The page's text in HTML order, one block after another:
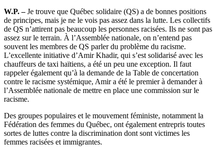
W.P. –Je trouve que Québec solidaire (QS) a de bonnes positions
de principes, mais je ne le vois pas assez dans la lutte. Les collectifs
de QS n’attirent pas beaucoup les personnes racisées. Ils ne sont pas
assez sur le terrain. À l’Assemblée nationale, on n’entend pas
souvent les membres de QS parler du problème du racisme.
L’excellente initiative d’Amir Khadir, qui s’est solidarisé avec les
chauffeurs de taxi haïtiens, a été un peu une exception. Il faut
rappeler également qu’à la demande de la Table de concertation
contre le racisme systémique, Amir a été le premier à demander à
l’Assemblée nationale de mettre en place une commission sur le
racisme.
Des groupes populaires et le mouvement féministe, notamment la
Fédération des femmes du Québec, ont également entrepris toutes
sortes de luttes contre la discrimination dont sont victimes les
femmes racisées et immigrantes.